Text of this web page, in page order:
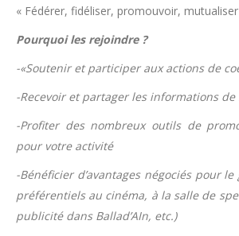
« Fédérer, fidéliser, promouvoir,
Pourquoi les rejoindre ?
-«Soutenir et participer aux actions de
-Recevoir et partager les informations de
-Profiter des nombreux outils de
pour votre activité
-Bénéficier d’avantages négociés pour
préférentiels au cinéma, à la salle de
publicité dans Ballad’AIn, etc.)